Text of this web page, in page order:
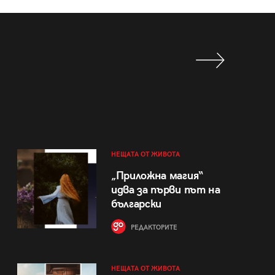
НЕЩАТА ОТ ЖИВОТА
„Приложна магия“
идва за първи път на
български
РЕДАКТОРИТЕ
НЕЩАТА ОТ ЖИВОТА